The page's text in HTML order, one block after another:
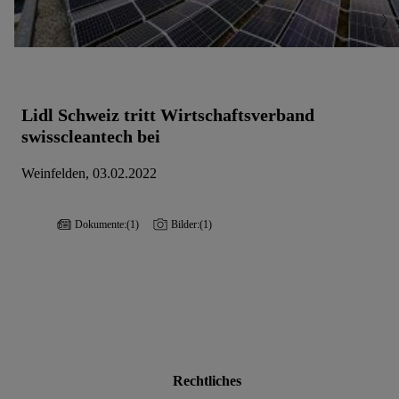
Lidl Schweiz tritt Wirtschaftsverband
swisscleantech bei
Weinfelden, 03.02.2022
Dokumente:(1) Bilder:(1)
Rechtliches